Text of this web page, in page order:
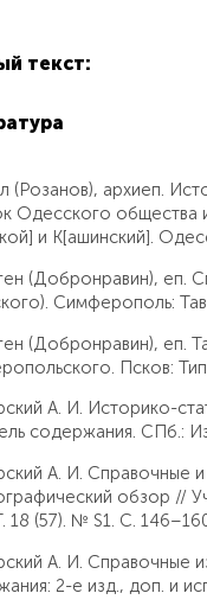
текст:
(Розанов), архиеп.
Одесского общества
и К[ашинский].
(Добронравин), еп.
Симферополь:
(Добронравин), еп.
Псков: Тип.
А. И. Историко-
содержания. СПб.:
А. И. Справочные
обзор //
18 (57). № S1. С.
А. И. Справочные
2-е изд., доп. и